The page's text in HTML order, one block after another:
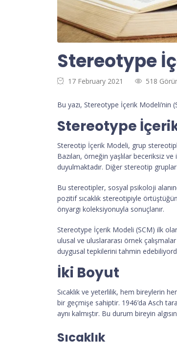
Stereotype
17 February 2021 518
Bu yazı, Stereotype İçerik Modeli’nin
Stereotype
Stereotip İçerik Modeli, grup
Bazıları, örneğin yaşlılar beceriksiz
duyulmaktadır. Diğer stereotip
Bu stereotipler, sosyal psikoloji
pozitif sıcaklık stereotipiyle
önyargı koleksiyonuyla sonuçlanır.
Stereotype İçerik Modeli (SCM) ilk
ulusal ve uluslararası örnek
duygusal tepkilerini tahmin
İki Boyut
Sıcaklık ve yeterlilik, hem bireylerin
bir geçmişe sahiptir. 1946’da Asch
aynı kalmıştır. Bu durum bireyin
Sıcaklık